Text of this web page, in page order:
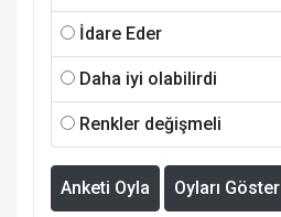
İdare Eder
Daha iyi olabilirdi
Renkler değişmeli
Anketi Oyla Oyları Göster